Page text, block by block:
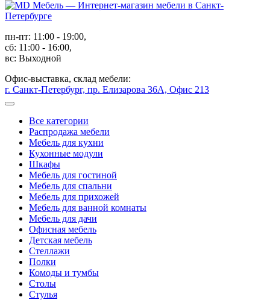
пн-пт: 11:00 - 19:00,
сб: 11:00 - 16:00,
вс: Выходной
Офис-выставка, склад мебели:
г. Санкт-Петербург, пр. Елизарова 36А, Офис 213
Все категории
Распродажа мебели
Мебель для кухни
Кухонные модули
Шкафы
Мебель для гостиной
Мебель для спальни
Мебель для прихожей
Мебель для ванной комнаты
Мебель для дачи
Офисная мебель
Детская мебель
Стеллажи
Полки
Комоды и тумбы
Столы
Стулья